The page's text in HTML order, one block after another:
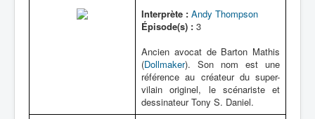
Interprète : Andy Thompson
Épisode(s) : 3
Ancien avocat de Barton Mathis
(Dollmaker). Son nom est une
référence au créateur du super-
vilain originel, le scénariste et
dessinateur Tony S. Daniel.